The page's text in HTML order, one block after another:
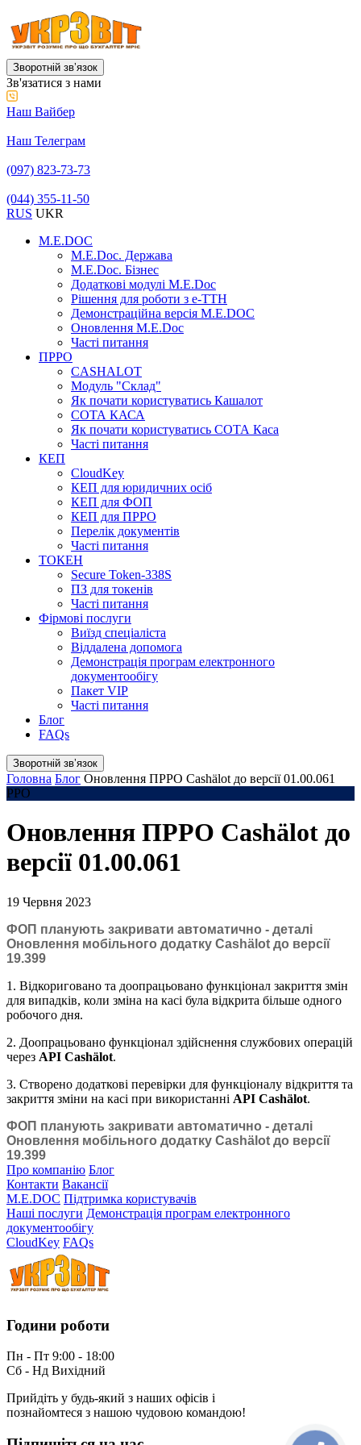
Зворотній звʼязок
Зв'язатися з нами
Наш Вайбер
Наш Телеграм
(097) 823-73-73
(044) 355-11-50
RUS UKR
M.E.DOC
M.E.Doc. Держава
M.E.Doc. Бізнес
Додаткові модулі M.E.Doc
Рішення для роботи з е-ТТН
Демонстраційна версія M.E.DOC
Оновлення M.E.Doc
Часті питання
ПРРО
CASHALOT
Модуль "Склад"
Як почати користуватись Кашалот
СОТА КАСА
Як почати користуватись СОТА Каса
Часті питання
КЕП
CloudKey
КЕП для юридичних осіб
КЕП для ФОП
КЕП для ПРРО
Перелік документів
Часті питання
ТОКЕН
Secure Token-338S
ПЗ для токенів
Часті питання
Фірмові послуги
Виїзд спеціаліста
Віддалена допомога
Демонстрація програм електронного
документообігу
Пакет VIP
Часті питання
Блог
FAQs
Зворотній звʼязок
Головна Блог Оновлення ПРРО Cashӓlot до версії 01.00.061
РРО
Оновлення ПРРО Cashӓlot до
версії 01.00.061
19 Червня 2023
ФОП планують закривати автоматично - деталі
Оновлення мобільного додатку Cashӓlot до версії
19.399
1. Відкориговано та доопрацьовано функціонал закриття змін
для випадків, коли зміна на касі була відкрита більше одного
робочого дня.
2. Доопрацьовано функціонал здійснення службових операцій
через АРІ Cashälot.
3. Створено додаткові перевірки для функціоналу відкриття та
закриття зміни на касі при використанні АРІ Cashälot.
ФОП планують закривати автоматично - деталі
Оновлення мобільного додатку Cashӓlot до версії
19.399
Про компанію Блог
Контакти Вакансії
M.E.DOC Підтримка користувачів
Наші послуги Демонстрація програм електронного
документообігу
CloudKey FAQs
Години роботи
Пн - Пт 9:00 - 18:00
Сб - Нд Вихідний
Прийдіть у будь-який з наших офісів і
познайомтеся з нашою чудовою командою!